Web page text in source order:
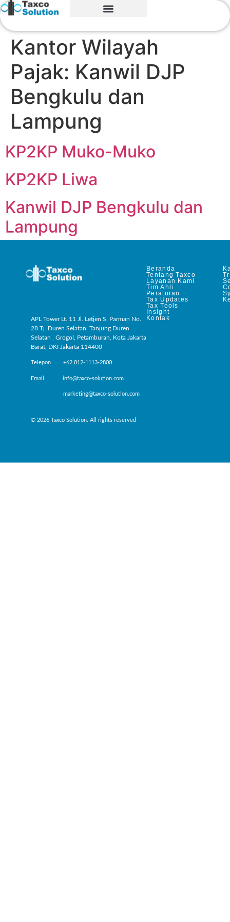
Kantor Wilayah
Pajak: Kanwil DJP
Bengkulu dan
Lampung
KP2KP Muko-Muko
KP2KP Liwa
Kanwil DJP Bengkulu dan
Lampung
APL Tower Lt. 11 Jl. Letjen S. Parman No.
28 Tj. Duren Selatan, Tanjung Duren
Selatan , Grogol, Petamburan, Kota Jakarta
Barat, DKI Jakarta 114400
Telepon +62 812-1113-2800
Email info@taxco-solution.com
marketing@taxco-solution.com
© 2026 Taxco Solution. All rights reserved
Beranda
Tentang Taxco
Layanan Kami
Tim Ahli
Peraturan
Tax Updates
Tax Tools
Insight
Kontak